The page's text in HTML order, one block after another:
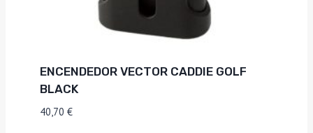
ENCENDEDOR VECTOR CADDIE GOLF
BLACK
40,70 €